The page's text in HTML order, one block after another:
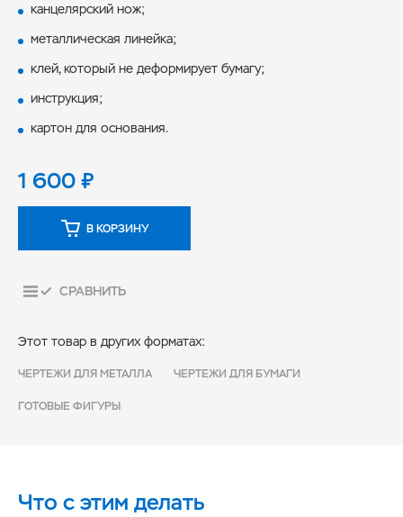
канцелярский нож;
металлическая линейка;
клей, который не деформирует бумагу;
инструкция;
картон для основания.
1 600₽
В КОРЗИНУ
СРАВНИТЬ
Этот товар в других форматах:
ЧЕРТЕЖИ ДЛЯ МЕТАЛЛА ЧЕРТЕЖИ ДЛЯ БУМАГИ
ГОТОВЫЕ ФИГУРЫ
Что с этим делать